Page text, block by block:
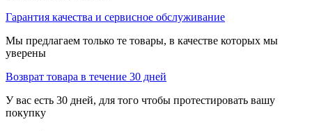
Гарантия качества и сервисное обслуживание
Мы предлагаем только те товары, в качестве которых мы
уверены
Возврат товара в течение 30 дней
У вас есть 30 дней, для того чтобы протестировать вашу
покупку